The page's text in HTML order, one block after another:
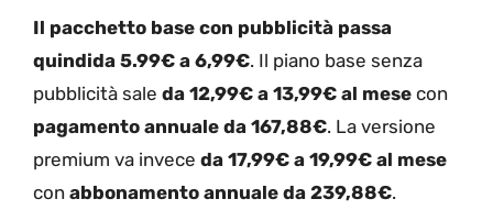
Il pacchetto base con pubblicità passa
quindida 5.99€ a 6,99€. Il piano base senza
pubblicità sale da 12,99€ a 13,99€ al mese con
pagamento annuale da 167,88€. La versione
premium va invece da 17,99€ a 19,99€ al mese
con abbonamento annuale da 239,88€.